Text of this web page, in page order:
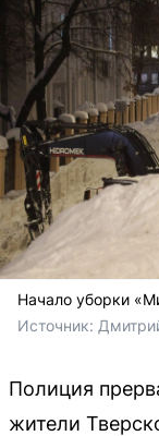
Начало уборки
Источник:
Полиция
жители